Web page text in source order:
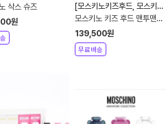
삭스 슈즈
원
[모스키노키즈후드, 모스키노
키조맨투맨]
모스키노 키즈 후드 맨투맨
HUF05F LCA28 그레이
1012A
139,500원
무료배송